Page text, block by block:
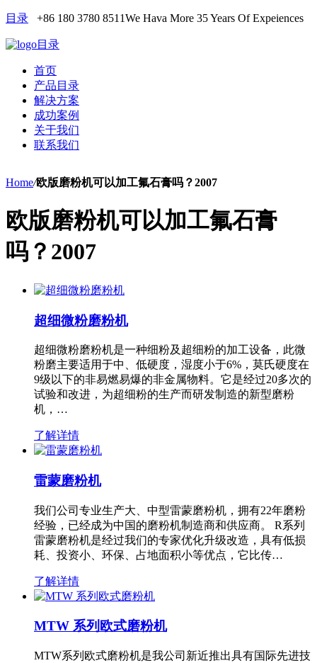
目录 +86 180 3780 8511We Hava More 35 Years Of Expeiences
目录
首页
产品目录
解决方案
成功案例
关于我们
联系我们
Home/欧版磨粉机可以加工氟石膏吗？2007
欧版磨粉机可以加工氟石膏
吗？2007
超细微粉磨粉机
超细微粉磨粉机是一种细粉及超细粉的加工设备，此微
粉磨主要适用于中、低硬度，湿度小于6%，莫氏硬度在
9级以下的非易燃易爆的非金属物料。它是经过20多次的
试验和改进，为超细粉的生产而研发制造的新型磨粉
机，…
了解详情
雷蒙磨粉机
我们公司专业生产大、中型雷蒙磨粉机，拥有22年磨粉
经验，已经成为中国的磨粉机制造商和供应商。 R系列
雷蒙磨粉机是经过我们的专家优化升级改造，具有低损
耗、投资小、环保、占地面积小等优点，它比传…
了解详情
MTW 系列欧式磨粉机
MTW系列欧式磨粉机是我公司新近推出具有国际先进技